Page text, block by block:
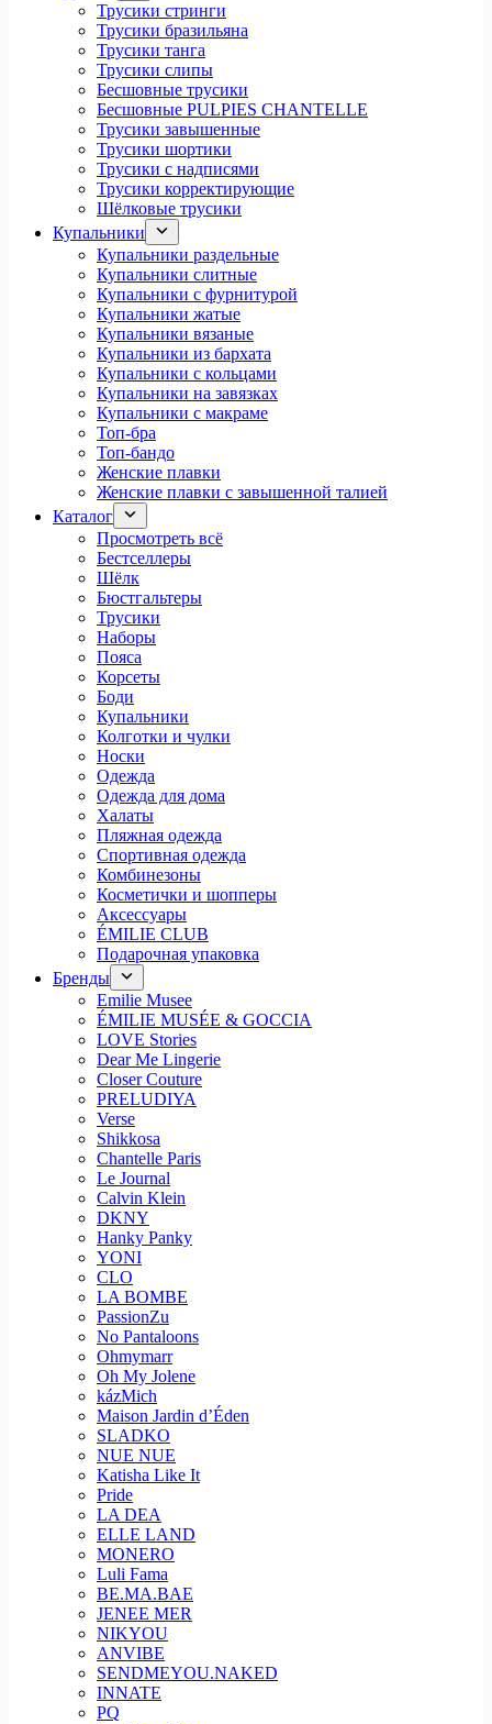
Трусики стринги
Трусики бразильяна
Трусики танга
Трусики слипы
Бесшовные трусики
Бесшовные PULPIES CHANTELLE
Трусики завышенные
Трусики шортики
Трусики с надписями
Трусики корректирующие
Шёлковые трусики
Купальники
Купальники раздельные
Купальники слитные
Купальники с фурнитурой
Купальники жатые
Купальники вязаные
Купальники из бархата
Купальники с кольцами
Купальники на завязках
Купальники с макраме
Топ-бра
Топ-бандо
Женские плавки
Женские плавки с завышенной талией
Каталог
Просмотреть всё
Бестселлеры
Шёлк
Бюстгальтеры
Трусики
Наборы
Пояса
Корсеты
Боди
Купальники
Колготки и чулки
Носки
Одежда
Одежда для дома
Халаты
Пляжная одежда
Спортивная одежда
Комбинезоны
Косметички и шопперы
Аксессуары
ÉMILIE CLUB
Подарочная упаковка
Бренды
Emilie Musee
ÉMILIE MUSÉE & GOCCIA
LOVE Stories
Dear Me Lingerie
Closer Couture
PRELUDIYA
Verse
Shikkosa
Chantelle Paris
Le Journal
Calvin Klein
DKNY
Hanky Panky
YONI
CLO
LA BOMBE
PassionZu
No Pantaloons
Ohmymarr
Oh My Jolene
kázMich
Maison Jardin d’Éden
SLADKO
NUE NUE
Katisha Like It
Pride
LA DEA
ELLE LAND
MONERO
Luli Fama
BE.MA.BAE
JENEE MER
NIKYOU
ANVIBE
SENDMEYOU.NAKED
INNATE
PQ